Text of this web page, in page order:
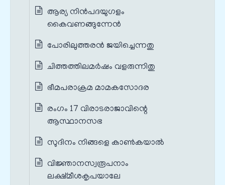
ആര്യ നിൻപദയുഗളം
കൈവണങ്ങുന്നേൻ
പോരിലുത്തരൻ ജയിച്ചെന്നതു
ചിത്തത്തിലമർഷം വളരുന്നിതു
ഭീമപരാക്രമ മാമകസോദര
രംഗം 17 വിരാടരാജാവിന്റെ
ആസ്ഥാനസഭ
സുദിനം നിങ്ങളെ കാൺകയാൽ
വിജ്ഞാനസ്വരൂപനാം
ലക്ഷ്മീശകൃപയാലേ